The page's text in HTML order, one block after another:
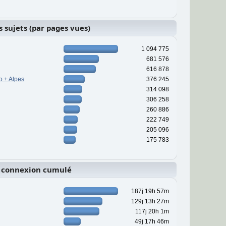
sujets (par pages vues)
1 094 775
681 576
616 878
+ Alpes
376 245
314 098
306 258
260 886
222 749
205 096
175 783
connexion cumulé
187j 19h 57m
129j 13h 27m
117j 20h 1m
49j 17h 46m